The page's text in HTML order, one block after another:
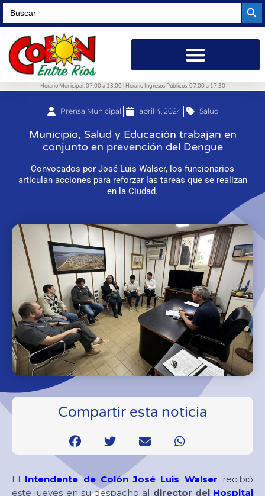
Search
for:
Horario Municipal: 07:00 a 13:00 | Horario Ingresos Públicos: 07:00 a 17:30
Prensa Municipal abril 4, 2024 Salud
Municipio, Salud y Educación trabajan en
conjunto en prevención del Dengue
Convocados por José Luis Walser, los funcionarios
articulan acciones para reforzar las tareas que se realizan
en la Ciudad.
Compartir esta noticia
El Intendente de Colón José Luis Walser recibió
este jueves en su despacho al director del Hospital